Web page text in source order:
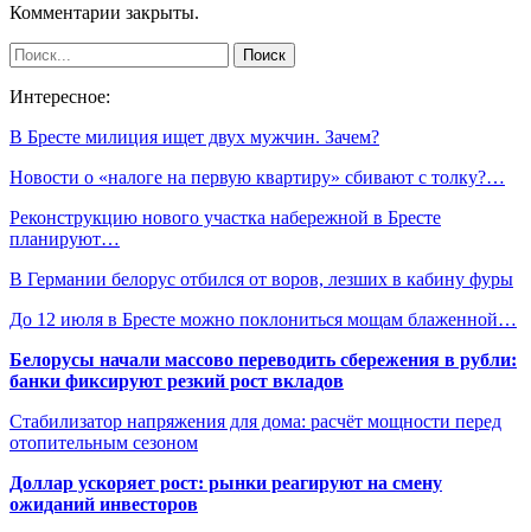
Комментарии закрыты.
Интересное:
В Бресте милиция ищет двух мужчин. Зачем?
Новости о «налоге на первую квартиру» сбивают с толку?…
Реконструкцию нового участка набережной в Бресте
планируют…
В Германии белорус отбился от воров, лезших в кабину фуры
До 12 июля в Бресте можно поклониться мощам блаженной…
Белорусы начали массово переводить сбережения в рубли:
банки фиксируют резкий рост вкладов
Стабилизатор напряжения для дома: расчёт мощности перед
отопительным сезоном
Доллар ускоряет рост: рынки реагируют на смену
ожиданий инвесторов